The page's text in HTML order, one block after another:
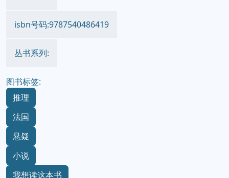
isbn号码:9787540486419
丛书系列:
图书标签:
推理
法国
悬疑
小说
我想读这本书